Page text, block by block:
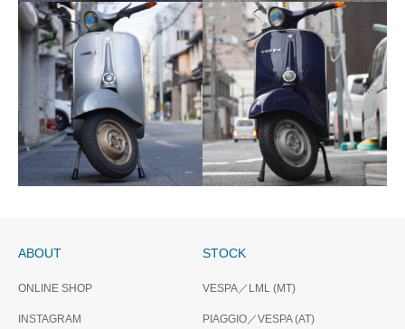
THX SOLD OUT……
VESPA 50S 1991
THX SOLD OUT……
VESPA 100 1990
VESPA 50S 2001
ABOUT
ONLINE SHOP
INSTAGRAM
STOCK
VESPA／LML (MT)
PIAGGIO／VESPA (AT)